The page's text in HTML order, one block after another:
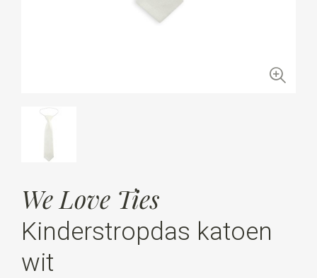
We Love Ties
Kinderstropdas katoen
wit